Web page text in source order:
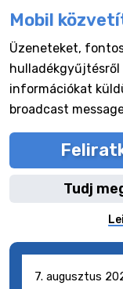
Mobil
Üzeneteket,
hulladékgyűjtésről
információkat
broadcast
Tudj
7. augusztus